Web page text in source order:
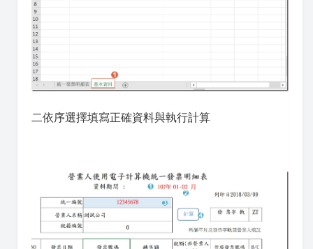
二依序選擇填寫正確資料與執行計算